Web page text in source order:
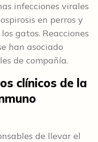
infecciones virales
en perros y
gatos. Reacciones
han asociado
de compañía.
clínicos de la
de llevar el